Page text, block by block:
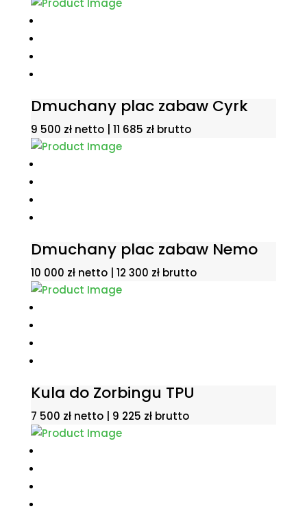
Dmuchany plac zabaw Cyrk
9 500 zł netto | 11 685 złbrutto
Dmuchany plac zabaw Nemo
10 000 zł netto | 12 300 złbrutto
Kula do Zorbingu TPU
7 500 zł netto | 9 225 złbrutto